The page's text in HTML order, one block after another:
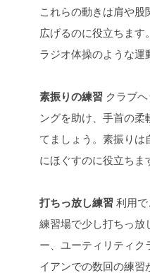
これらの動きは肩や
広げるのに役立ちます
ラジオ体操のような運
素振りの練習 クラブ
ングを助け、手首の
てましょう。素振りは
にほぐすのに役立ちま
打ちっ放し練習 利用
練習場で少し打ちっ放
ー、ユーティリティク
イアンでの数回の練